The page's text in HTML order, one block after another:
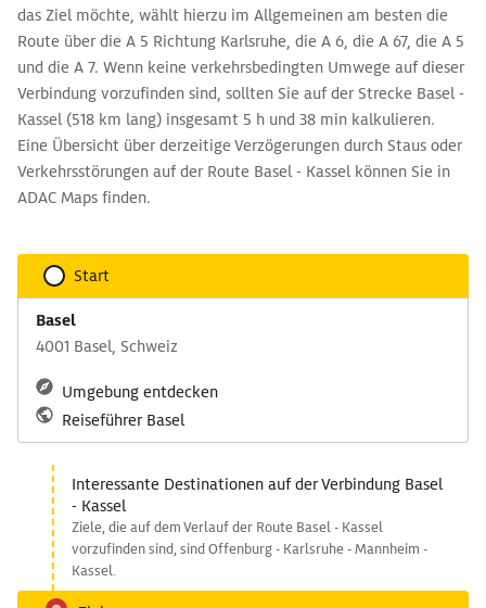
das Ziel möchte, wählt hierzu im Allgemeinen am besten die
Route über die A 5 Richtung Karlsruhe, die A 6, die A 67, die A 5
und die A 7. Wenn keine verkehrsbedingten Umwege auf dieser
Verbindung vorzufinden sind, sollten Sie auf der Strecke Basel -
Kassel (518 km lang) insgesamt 5 h und 38 min kalkulieren.
Eine Übersicht über derzeitige Verzögerungen durch Staus oder
Verkehrsstörungen auf der Route Basel - Kassel können Sie in
ADAC Maps finden.
Start
Basel
4001 Basel, Schweiz
Umgebung entdecken
Reiseführer Basel
Interessante Destinationen auf der Verbindung Basel
- Kassel
Ziele, die auf dem Verlauf der Route Basel - Kassel
vorzufinden sind, sind Offenburg - Karlsruhe - Mannheim -
Kassel.